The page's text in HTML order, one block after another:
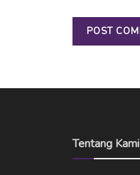
Tentang Kami